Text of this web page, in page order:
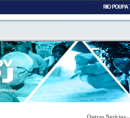
Outras Notícias...